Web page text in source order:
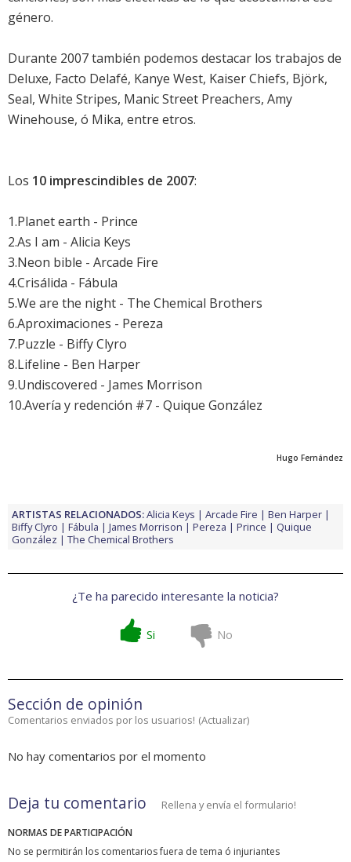
género.
Durante 2007 también podemos destacar los trabajos de
Deluxe, Facto Delafé, Kanye West, Kaiser Chiefs, Björk,
Seal, White Stripes, Manic Street Preachers, Amy
Winehouse, ó Mika, entre etros.
Los 10 imprescindibles de 2007:
1.Planet earth - Prince
2.As I am - Alicia Keys
3.Neon bible - Arcade Fire
4.Crisálida - Fábula
5.We are the night - The Chemical Brothers
6.Aproximaciones - Pereza
7.Puzzle - Biffy Clyro
8.Lifeline - Ben Harper
9.Undiscovered - James Morrison
10.Avería y redención #7 - Quique González
Hugo Fernández
ARTISTAS RELACIONADOS:Alicia Keys Arcade Fire
Ben Harper
Biffy Clyro
Fábula James Morrison Pereza Prince
Quique
González
The Chemical Brothers
¿Te ha parecido interesante la noticia?
Si No
Sección de opinión
Comentarios enviados por los usuarios! (Actualizar)
No hay comentarios por el momento
Deja tu comentario Rellena y envía el formulario!
NORMAS DE PARTICIPACIÓN
No se permitirán los comentarios fuera de tema ó injuriantes